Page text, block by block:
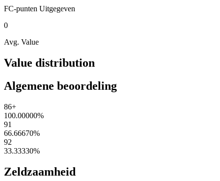
FC-punten Uitgegeven
0
Avg. Value
Value distribution
Algemene beoordeling
86+
100.00000%
91
66.66670%
92
33.33330%
Zeldzaamheid